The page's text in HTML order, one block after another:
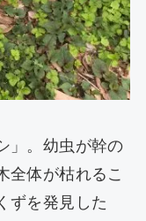
」。幼虫が幹の
全体が枯れるこ
ずを発見した